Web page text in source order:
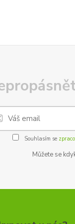
Souhlasím se
Můžete se